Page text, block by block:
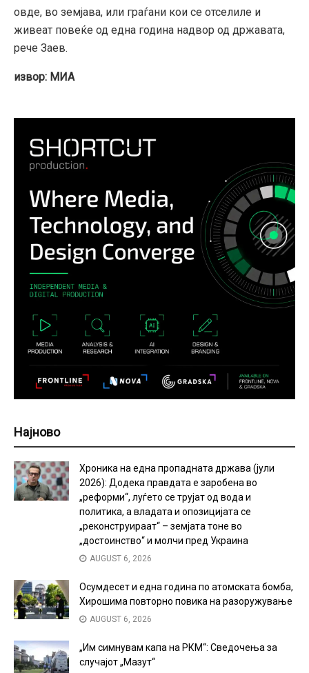
овде, во земјава, или граѓани кои се отселиле и
живеат повеќе од една година надвор од државата,
рече Заев.
извор: МИА
Најново
Хроника на една пропадната држава (јули
2026): Додека правдата е заробена во
„реформи“, луѓето се трујат од вода и
политика, а владата и опозицијата се
„реконструираат“ – земјата тоне во
„достоинство“ и молчи пред Украина
AUGUST 6, 2026
Осумдесет и една година по атомската бомба,
Хирошима повторно повика на разоружување
AUGUST 6, 2026
„Им симнувам капа на РКМ“: Сведочења за
случајот „Мазут“